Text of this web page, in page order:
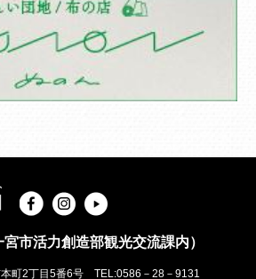
市活力創造部観光交流課内）
町2丁目5番6号 TEL:0586－28－9131